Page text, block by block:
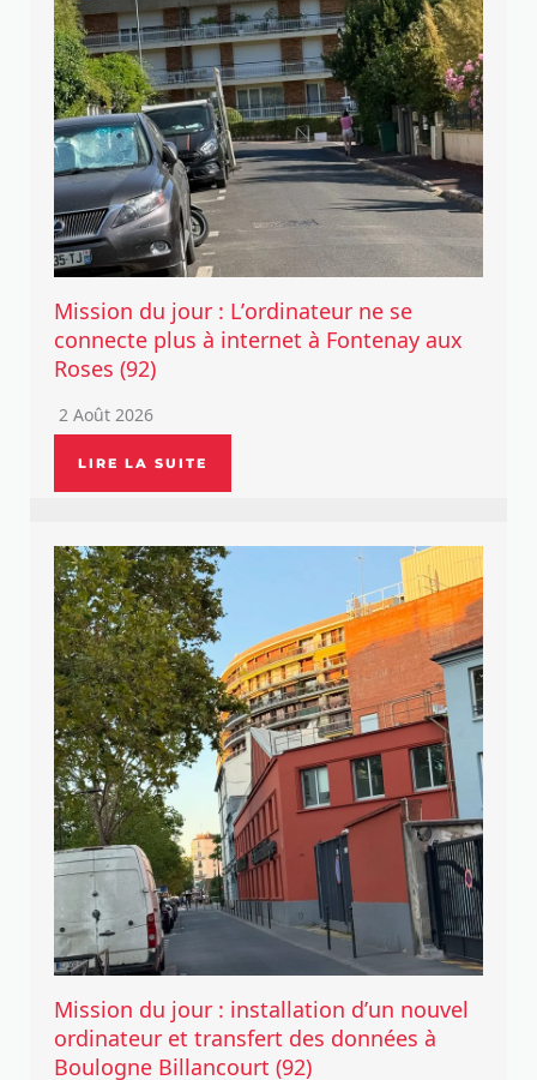
Mission du jour : L’ordinateur ne se
connecte plus à internet à Fontenay aux
Roses (92)
2 Août 2026
LIRE LA SUITE
Mission du jour : installation d’un nouvel
ordinateur et transfert des données à
Boulogne Billancourt (92)